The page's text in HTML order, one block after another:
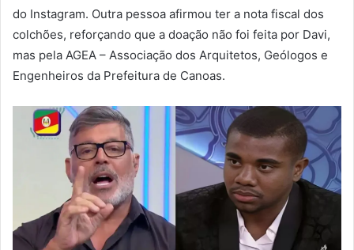
do Instagram. Outra pessoa afirmou ter a nota fiscal dos
colchões, reforçando que a doação não foi feita por Davi,
mas pela AGEA – Associação dos Arquitetos, Geólogos e
Engenheiros da Prefeitura de Canoas.